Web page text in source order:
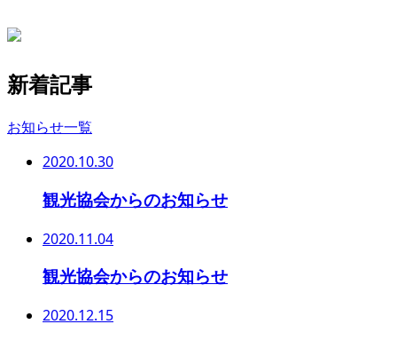
新着記事
お知らせ一覧
2020.10.30
観光協会からのお知らせ
2020.11.04
観光協会からのお知らせ
2020.12.15